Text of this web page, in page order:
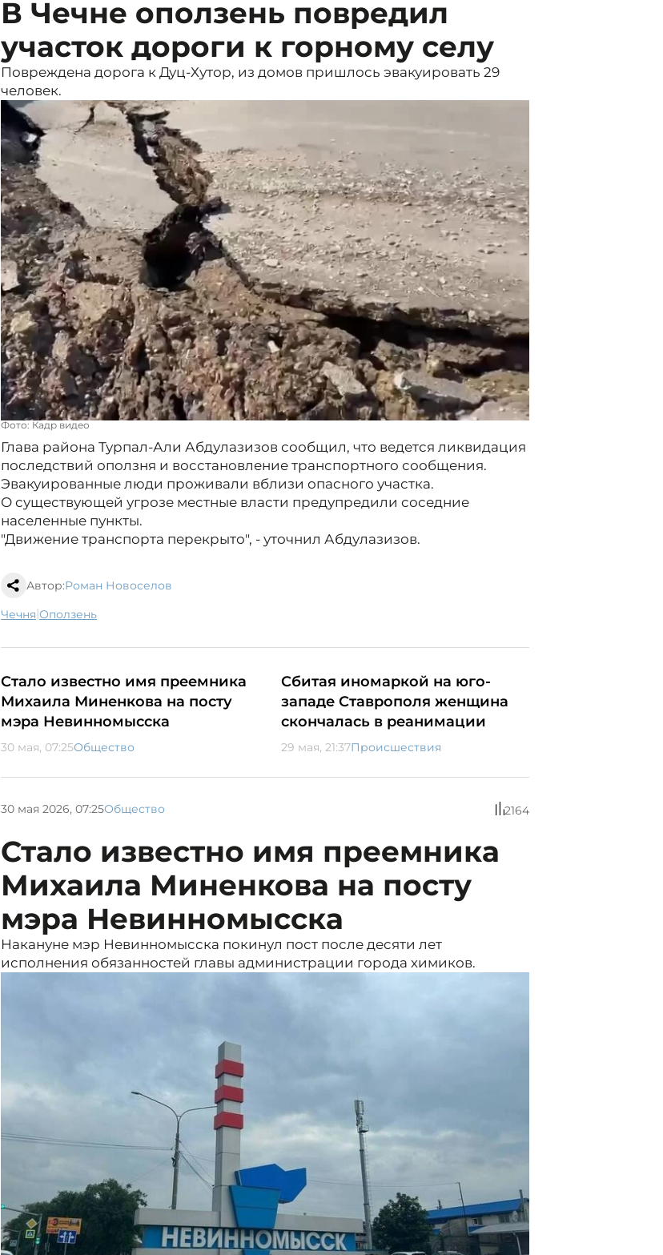
В Чечне оползень повредил
участок дороги к горному селу
Повреждена дорога к Дуц-Хутор, из домов пришлось эвакуировать 29
человек.
Фото: Кадр видео
Глава района Турпал-Али Абдулазизов сообщил, что ведется ликвидация
последствий оползня и восстановление транспортного сообщения.
Эвакуированные люди проживали вблизи опасного участка.
О существующей угрозе местные власти предупредили соседние
населенные пункты.
"Движение транспорта перекрыто", - уточнил Абдулазизов.
Автор:Роман Новоселов
Чечня| оползень
Стало известно имя преемника
Михаила Миненкова на посту
мэра Невинномысска
30 мая, 07:25Общество
Сбитая иномаркой на юго-
западе Ставрополя женщина
скончалась в реанимации
29 мая, 21:37Происшествия
30 мая 2026, 07:25Общество 2164
Стало известно имя преемника
Михаила Миненкова на посту
мэра Невинномысска
Накануне мэр Невинномысска покинул пост после десяти лет
исполнения обязанностей главы администрации города химиков.